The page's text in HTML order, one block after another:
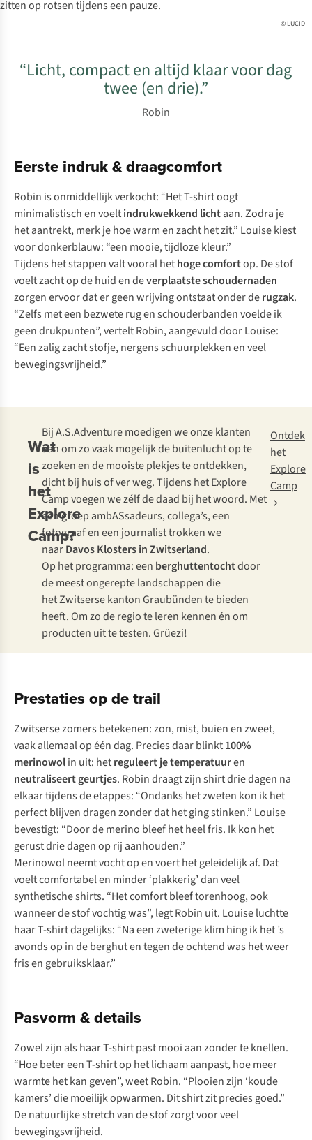
© LUCID
“Licht, compact en altijd klaar voor dag
twee (en drie).”
Robin
Eerste indruk & draagcomfort
Robin is onmiddellijk verkocht: “Het T-shirt oogt
minimalistisch en voeltindrukwekkend lichtaan. Zodra je
het aantrekt, merk je hoe warm en zacht het zit.” Louise kiest
voor donkerblauw: “een mooie, tijdloze kleur.”
Tijdens het stappen valt vooral hethoge comfortop. De stof
voelt zacht op de huid en deverplaatste schoudernaden
zorgen ervoor dat er geen wrijving ontstaat onder derugzak.
“Zelfs met een bezwete rug en schouderbanden voelde ik
geen drukpunten”, vertelt Robin, aangevuld door Louise:
“Een zalig zacht stofje, nergens schuurplekken en veel
bewegingsvrijheid.”
Wat
is
het
Explore
Camp?
Bij A.S.Adventure moedigen we onze klanten
aan om zo vaak mogelijk de buitenlucht op te
zoeken en de mooiste plekjes te ontdekken,
dicht bij huis of ver weg. Tijdens het Explore
Camp voegen we zélf de daad bij het woord. Met
een groep ambASsadeurs, collega’s, een
fotograaf en een journalist trokken we
naarDavos Klosters in Zwitserland.
Op het programma: een berghuttentochtdoor
de meest ongerepte landschappen die
het Zwitserse kanton Graubünden te bieden
heeft. Om zo de regio te leren kennen én om
producten uit te testen.Grüezi!
Ontdek
het
Explore
Camp
Prestaties op de trail
Zwitserse zomers betekenen: zon, mist, buien en zweet,
vaak allemaal op één dag. Precies daar blinkt100%
merinowolin uit: hetreguleert je temperatuuren
neutraliseert geurtjes. Robin draagt zijn shirt drie dagen na
elkaar tijdens de etappes: “Ondanks het zweten kon ik het
perfect blijven dragen zonder dat het ging stinken.” Louise
bevestigt: “Door de merino bleef het heel fris. Ik kon het
gerust drie dagen op rij aanhouden.”
Merinowol neemt vocht op en voert het geleidelijk af. Dat
voelt comfortabel en minder ‘plakkerig’ dan veel
synthetische shirts. “Het comfort bleef torenhoog, ook
wanneer de stof vochtig was”, legt Robin uit. Louise luchtte
haar T-shirt dagelijks: “Na een zweterige klim hing ik het ’s
avonds op in de berghut en tegen de ochtend was het weer
fris en gebruiksklaar.”
Pasvorm & details
Zowel zijn als haar T-shirt past mooi aan zonder te knellen.
“Hoe beter een T-shirt op het lichaam aanpast, hoe meer
warmte het kan geven”, weet Robin. “Plooien zijn ‘koude
kamers’ die moeilijk opwarmen. Dit shirt zit precies goed.”
De natuurlijke stretch van de stof zorgt voor veel
bewegingsvrijheid.